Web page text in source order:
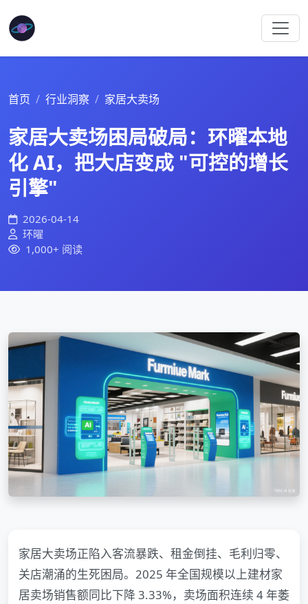
首页 行业洞察 家居大卖场
家居大卖场困局破局：环曜本地
化 AI，把大店变成 "可控的增长
引擎"
2026-04-14
环曜
1,000+ 阅读
家居大卖场正陷入客流暴跌、租金倒挂、毛利归零、
关店潮涌的生死困局。2025 年全国规模以上建材家
居卖场销售额同比下降 3.33%，卖场面积连续 4 年萎